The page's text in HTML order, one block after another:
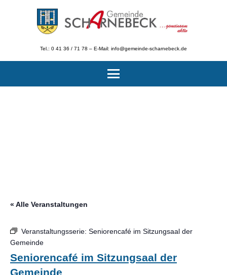
Tel.: 0 41 36 / 71 78 – E-Mail: info@gemeinde-scharnebeck.de
« Alle Veranstaltungen
Veranstaltungsserie: Seniorencafé im Sitzungsaal der
Gemeinde
Seniorencafé im Sitzungsaal der
Gemeinde